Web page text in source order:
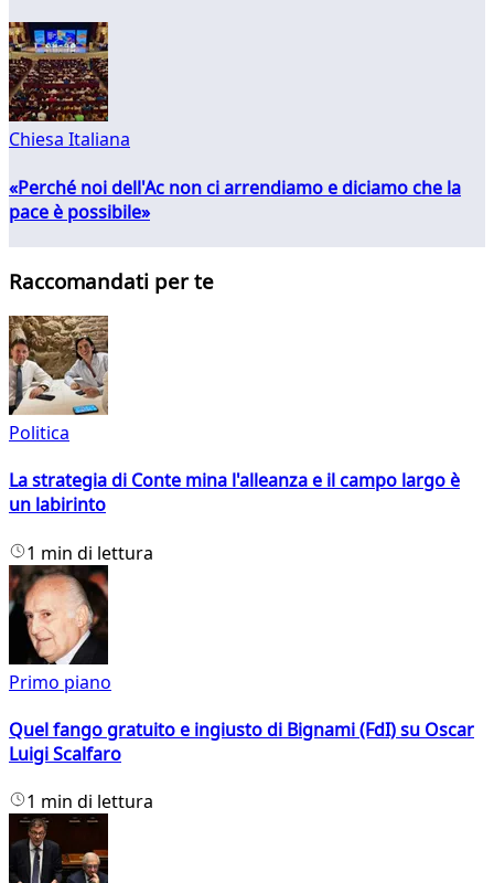
Chiesa Italiana
«Perché noi dell'Ac non ci arrendiamo e diciamo che la
pace è possibile»
Raccomandati per te
Politica
La strategia di Conte mina l'alleanza e il campo largo è
un labirinto
1 min di lettura
Primo piano
Quel fango gratuito e ingiusto di Bignami (FdI) su Oscar
Luigi Scalfaro
1 min di lettura